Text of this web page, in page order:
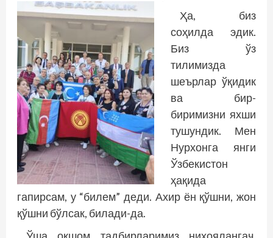
Ҳа, биз
соҳилда эдик.
Биз ўз
тилимизда
шеърлар ўқидик
ва бир-
биримизни яхши
тушундик. Мен
Нурхонга янги
Ўзбекистон
ҳақида
гапирсам, у “билем” деди. Ахир ён қўшни, жон
қўшни бўлсак, билади-да.